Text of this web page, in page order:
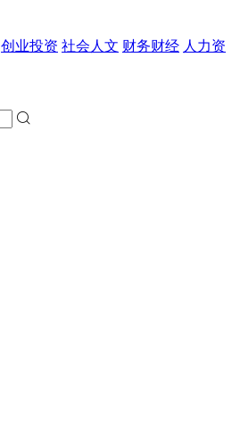
创业投资 社会人文 财务财经 人力资